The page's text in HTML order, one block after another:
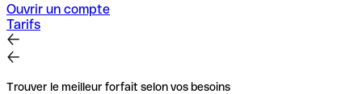
Ouvrir un compte
Tarifs
Trouver le meilleur forfait selon vos besoins